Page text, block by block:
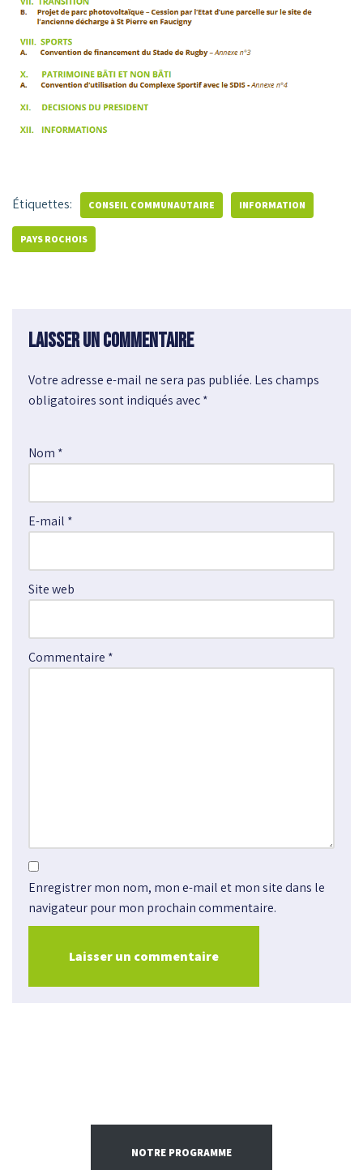
Étiquettes: CONSEIL COMMUNAUTAIRE INFORMATION
PAYS ROCHOIS
Laisser un commentaire
Votre adresse e-mail ne sera pas publiée. Les champs
obligatoires sont indiqués avec*
Nom *
E-mail *
Site web
Commentaire *
Enregistrer mon nom, mon e-mail et mon site dans le
navigateur pour mon prochain commentaire.
A
l
r
a
t
e
:
NOTRE PROGRAMME